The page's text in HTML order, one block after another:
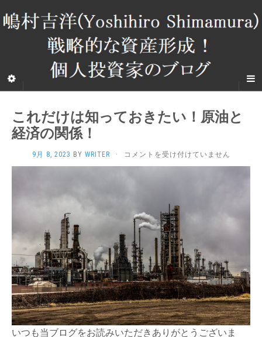
これだけは知っておきたい！原油と
経済の関係！
9月 8, 2023 BY WRITER ·
こ
れ
て
お
き
た
い！
原
油
と
経
済
コメントを受け付けていません
いつも当ブログをお読みいただきありがとうございま